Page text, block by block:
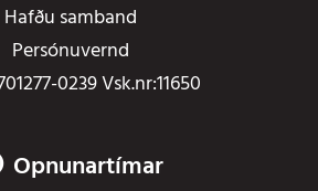
Hafðu samband
Persónuvernd
0239 Vsk.nr:11650
Opnunartímar